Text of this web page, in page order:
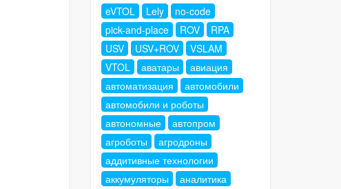
eVTOL
Lely
no-code
pick-and-place
ROV
RPA
USV
USV+ROV
VSLAM
VTOL
аватары
авиация
автоматизация
автомобили
автомобили и роботы
автономные
автопром
агроботы
агродроны
аддитивные технологии
аккумуляторы
аналитика